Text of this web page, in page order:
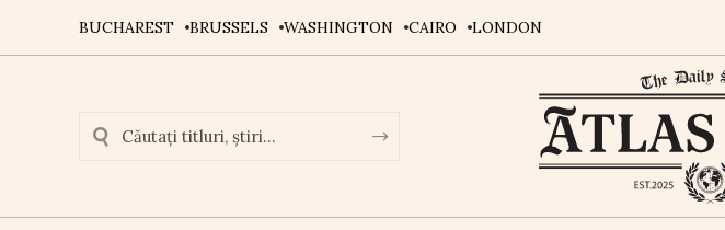
BUCHAREST BRUSSELS WASHINGTON CAIRO LONDON